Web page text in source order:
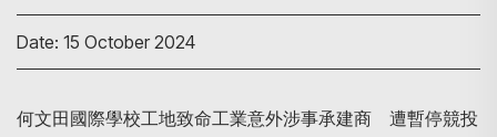
Date: 15 October 2024
何文田國際學校工地致命工業意外涉事承建商 遭暫停競投